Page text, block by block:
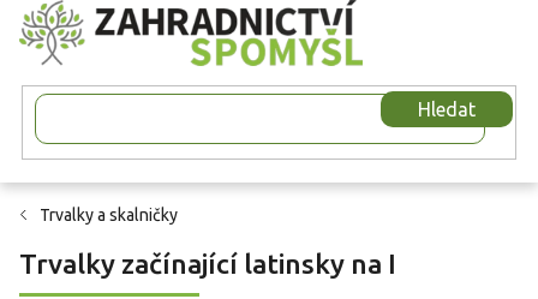
Přejít
na
obsah
Hledat
Trvalky a skalničky
Trvalky začínající latinsky na I